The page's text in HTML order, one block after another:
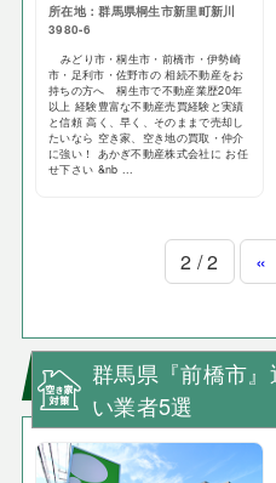
所在地：群馬県桐生市新里町新川
3980-6
みどり市・桐生市・前橋市・伊勢崎
市・足利市・佐野市の 相続不動産をお
持ちの方へ 桐生市で不動産業歴20年
以上 経験豊富な不動産売買経験と実績
と信頼 高く、早く、そのままで売却し
たいなら 空き家、空き地の買取・仲介
に強い！ あかぎ不動産株式会社に お任
せ下さい &nb ...
2 / 2 «
群馬県『前橋市
い業者5選